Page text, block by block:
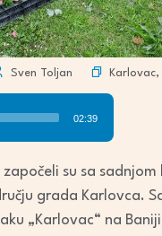
Sven Toljan Karlovac,
02:39
su sa sadnjom
grada Karlovca.
„Karlovac“ na